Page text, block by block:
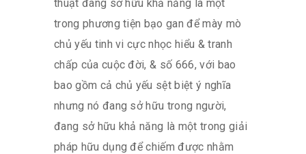
thuật đang sở hữu khả năng là một
trong phương tiện bạo gan để mày mò
chủ yếu tinh vi cực nhọc hiểu & tranh
chấp của cuộc đời, & số 666, với bao
bao gồm cả chủ yếu sệt biệt ý nghĩa
nhưng nó đang sở hữu trong người,
đang sở hữu khả năng là một trong giải
pháp hữu dụng để chiếm được nhằm